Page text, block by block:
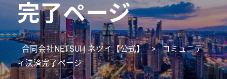
完了ページ
合同会社NETSUI | ネツイ【公式】 > コミュニテ
ィ決済完了ページ